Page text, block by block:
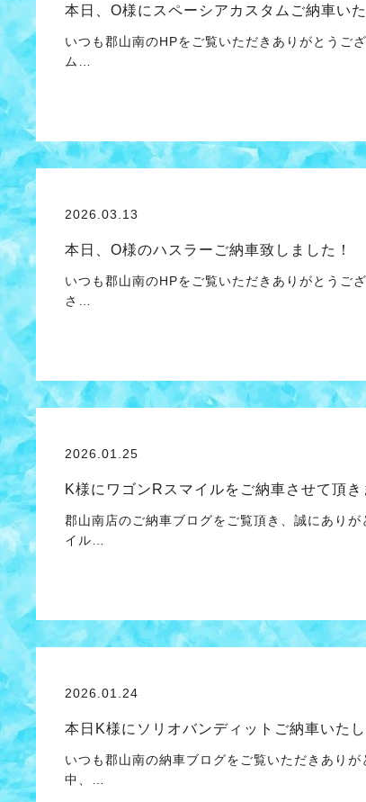
本日、O様にスペーシアカスタムご納車いた
いつも郡山南のHPをご覧いただきありがとう
ム…
2026.03.13
本日、O様のハスラーご納車致しました！
いつも郡山南のHPをご覧いただきありがとう
さ…
2026.01.25
K様にワゴンRスマイルをご納車させて頂き
郡山南店のご納車ブログをご覧頂き、誠にあり
イル…
2026.01.24
本日K様にソリオバンディットご納車いたし
いつも郡山南の納車ブログをご覧いただきあり
中、…